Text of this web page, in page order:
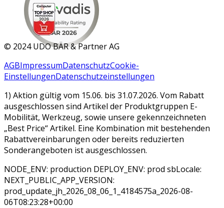
MAR 2026
© 2024 UDO BÄR & Partner AG
AGBImpressumDatenschutzCookie-
EinstellungenDatenschutzeinstellungen
1) Aktion gültig vom 15.06. bis 31.07.2026. Vom Rabatt
ausgeschlossen sind Artikel der Produktgruppen E-
Mobilität, Werkzeug, sowie unsere gekennzeichneten
„Best Price“ Artikel. Eine Kombination mit bestehenden
Rabattvereinbarungen oder bereits reduzierten
Sonderangeboten ist ausgeschlossen.
NODE_ENV: production DEPLOY_ENV: prod sbLocale:
NEXT_PUBLIC_APP_VERSION:
prod_update_jh_2026_08_06_1_4184575a_2026-08-
06T08:23:28+00:00